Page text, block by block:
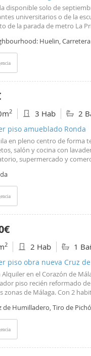
disponible solo de
universitarios o de la
de la parada de metro La
centros médicos,
amplios y muy
Lista para
en una opción muy
únicamente de
octubre, por el que se
y arrendamiento de
registrales, I. T. P.
inherentes a la
Huelin, Carretera
2 3 Hab 2
piso amueblado Ronda
en pleno centro de forma
salón y cocina con
supermercado y
2 2 Hab 1
piso obra nueva Cruz
Alquiler en el Corazón de
piso recién reformado
zonas de Málaga. Con 2
con amigos. La cocina
deliciosas comidas,
con un práctico plato de
Además, los armarios
y al alcance. Este piso en
de Humilladero, Tiro de